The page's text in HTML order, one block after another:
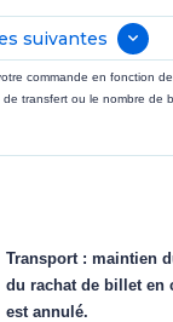
suivantes
commande en fonction
transfert ou le nombre de
Transport : maintien
du rachat de billet en
est annulé.